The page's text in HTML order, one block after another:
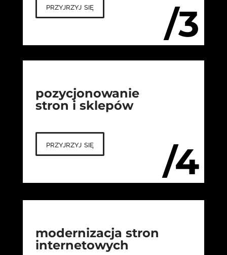
/3
przyjrzyj się
/4
pozycjonowanie
stron i sklepów
przyjrzyj się
modernizacja stron
internetowych